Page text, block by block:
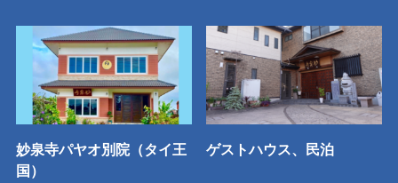
妙泉寺パヤオ別院（タイ王
国）
ゲストハウス、民泊